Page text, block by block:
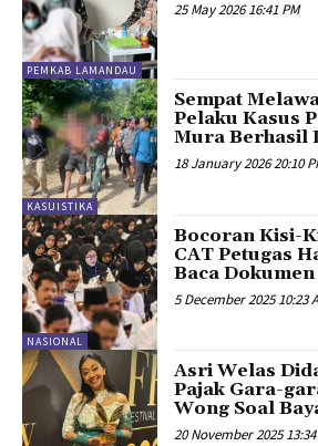
PEMKAB LAMANDAU
25 May 2026 16:41 PM
KASUISTIKA
Sempat
Pelaku Kasus
Mura Berhasil
18 January 2026 20:10
NASIONAL
Bocoran Kisi-
CAT Petugas
Baca
5 December 2025 10:23
Asri Welas
Pajak Gara-
Wong Soal
20 November 2025